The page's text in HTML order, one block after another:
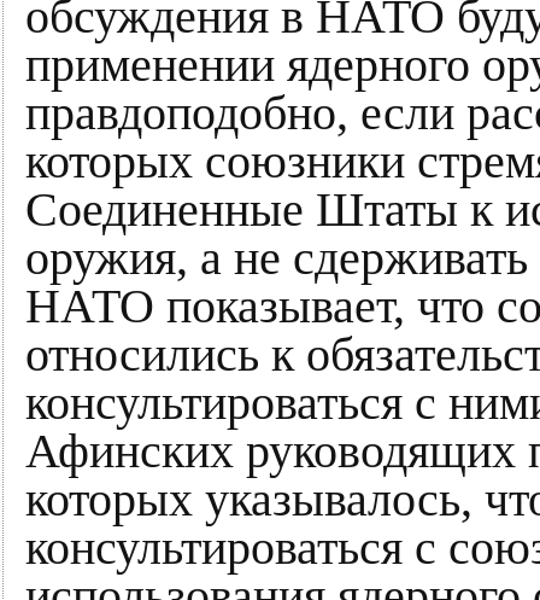
обсуждения в НАТО
применении ядерного
правдоподобно, если
которых союзники
Соединенные Штаты к
оружия, а не
НАТО показывает, что
относились к
консультироваться с
Афинских руководящих
которых указывалось,
консультироваться с